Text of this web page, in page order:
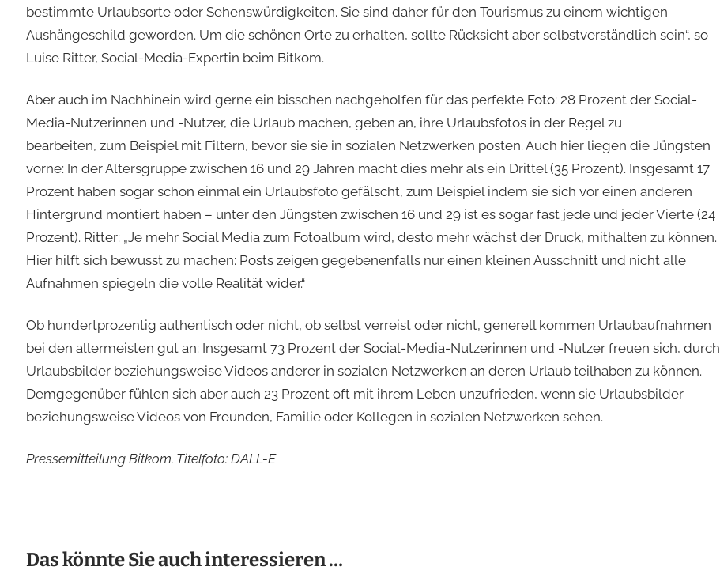
bestimmte Urlaubsorte oder Sehenswürdigkeiten. Sie sind daher für den Tourismus zu einem wichtigen
Aushängeschild geworden. Um die schönen Orte zu erhalten, sollte Rücksicht aber selbstverständlich sein“, so
Luise Ritter, Social-Media-Expertin beim Bitkom.
Aber auch im Nachhinein wird gerne ein bisschen nachgeholfen für das perfekte Foto: 28 Prozent der Social-
Media-Nutzerinnen und -Nutzer, die Urlaub machen, geben an, ihre Urlaubsfotos in der Regel zu
bearbeiten, zum Beispiel mit Filtern, bevor sie sie in sozialen Netzwerken posten. Auch hier liegen die Jüngsten
vorne: In der Altersgruppe zwischen 16 und 29 Jahren macht dies mehr als ein Drittel (35 Prozent). Insgesamt 17
Prozent haben sogar schon einmal ein Urlaubsfoto gefälscht, zum Beispiel indem sie sich vor einen anderen
Hintergrund montiert haben – unter den Jüngsten zwischen 16 und 29 ist es sogar fast jede und jeder Vierte (24
Prozent). Ritter: „Je mehr Social Media zum Fotoalbum wird, desto mehr wächst der Druck, mithalten zu können.
Hier hilft sich bewusst zu machen: Posts zeigen gegebenenfalls nur einen kleinen Ausschnitt und nicht alle
Aufnahmen spiegeln die volle Realität wider.“
Ob hundertprozentig authentisch oder nicht, ob selbst verreist oder nicht, generell kommen Urlaubaufnahmen
bei den allermeisten gut an: Insgesamt 73 Prozent der Social-Media-Nutzerinnen und -Nutzer freuen sich, durch
Urlaubsbilder beziehungsweise Videos anderer in sozialen Netzwerken an deren Urlaub teilhaben zu können.
Demgegenüber fühlen sich aber auch 23 Prozent oft mit ihrem Leben unzufrieden, wenn sie Urlaubsbilder
beziehungsweise Videos von Freunden, Familie oder Kollegen in sozialen Netzwerken sehen.
Pressemitteilung Bitkom. Titelfoto: DALL-E
Das könnte Sie auch interessieren …